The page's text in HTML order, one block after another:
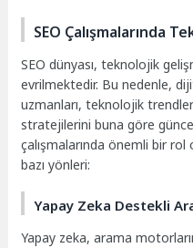
SEO Çalışmalarında
SEO dünyası, teknolojik
evrilmektedir. Bu nedenle,
uzmanları, teknolojik
stratejilerini buna göre
çalışmalarında önemli bir
bazı yönleri:
Yapay Zeka Destekli
Yapay zeka, arama